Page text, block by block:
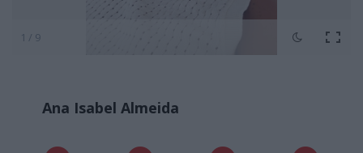
1 / 9
Ana Isabel Almeida